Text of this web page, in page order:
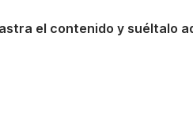
el contenido y suéltalo